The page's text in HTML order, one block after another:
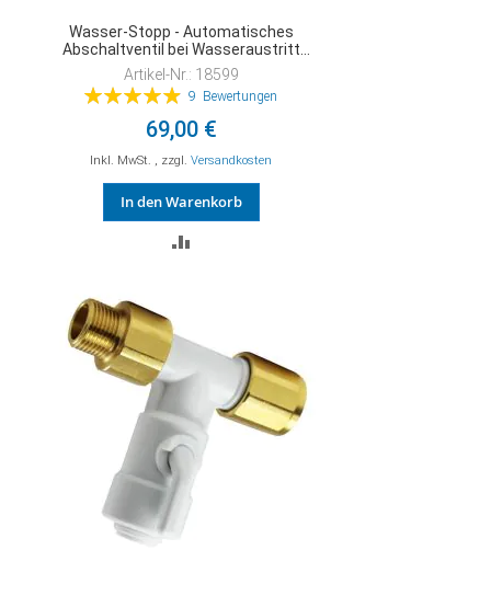
Wasser-Stopp - Automatisches
Abschaltventil bei Wasseraustritt
(wie Aqua-Stop)
Artikel-Nr.: 18599
Bewertung:
9 Bewertungen
69,00 €
Inkl. MwSt. , zzgl. Versandkosten
In den Warenkorb